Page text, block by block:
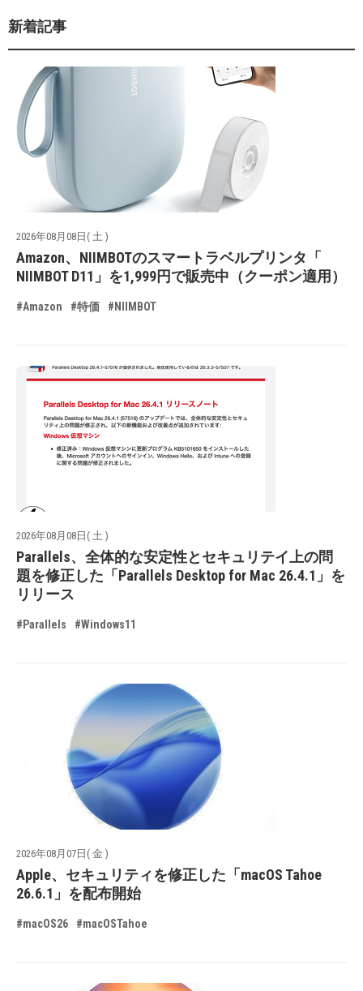
新着記事
2026年08月08日( 土 )
Amazon、NIIMBOTのスマートラベルプリンタ「
NIIMBOT D11」を1,999円で販売中（クーポン適用）
#Amazon #特価 #NIIMBOT
2026年08月08日( 土 )
Parallels、全体的な安定性とセキュリテイ上の問
題を修正した「Parallels Desktop for Mac 26.4.1」を
リリース
#Parallels #Windows11
2026年08月07日( 金 )
Apple、セキュリティを修正した「macOS Tahoe
26.6.1」を配布開始
#macOS26 #macOSTahoe